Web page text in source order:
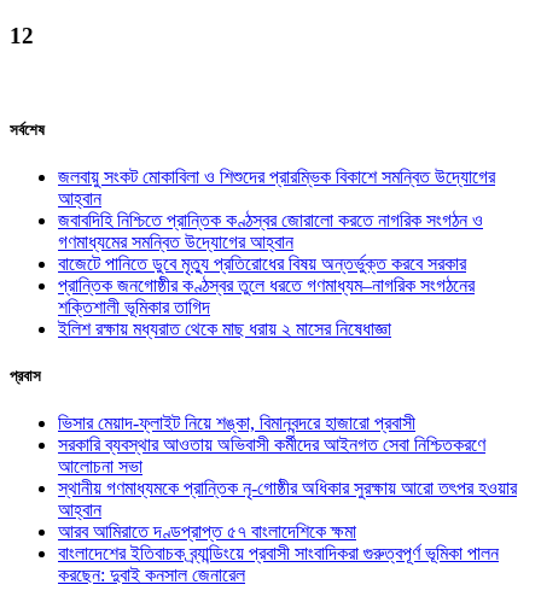
12
সর্বশেষ
জলবায়ু সংকট মোকাবিলা ও শিশুদের প্রারম্ভিক বিকাশে সমন্বিত উদ্যোগের
আহ্বান
জবাবদিহি নিশ্চিতে প্রান্তিক কণ্ঠস্বর জোরালো করতে নাগরিক সংগঠন ও
গণমাধ্যমের সমন্বিত উদ্যোগের আহ্বান
বাজেটে পানিতে ডুবে মৃত্যু প্রতিরোধের বিষয় অন্তর্ভুক্ত করবে সরকার
প্রান্তিক জনগোষ্ঠীর কণ্ঠস্বর তুলে ধরতে গণমাধ্যম–নাগরিক সংগঠনের
শক্তিশালী ভূমিকার তাগিদ
ইলিশ রক্ষায় মধ্যরাত থেকে মাছ ধরায় ২ মাসের নিষেধাজ্ঞা
প্রবাস
ভিসার মেয়াদ-ফ্লাইট নিয়ে শঙ্কা, বিমানবন্দরে হাজারো প্রবাসী
সরকারি ব্যবস্থার আওতায় অভিবাসী কর্মীদের আইনগত সেবা নিশ্চিতকরণে
আলোচনা সভা
স্থানীয় গণমাধ্যমকে প্রান্তিক নৃ-গোষ্ঠীর অধিকার সুরক্ষায় আরো তৎপর হওয়ার
আহ্বান
আরব আমিরাতে দণ্ডপ্রাপ্ত ৫৭ বাংলাদেশিকে ক্ষমা
বাংলাদেশের ইতিবাচক ব্র্যান্ডিংয়ে প্রবাসী সাংবাদিকরা গুরুত্বপূর্ণ ভূমিকা পালন
করছেন: দুবাই কনসাল জেনারেল